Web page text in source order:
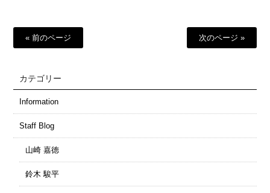
« 前のページ 次のページ »
カテゴリー
Information
Staff Blog
山崎 嘉徳
鈴木 駿平